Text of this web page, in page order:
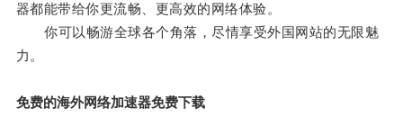
器都能带给你更流畅、更高效的网络体验。
你可以畅游全球各个角落，尽情享受外国网站的无限魅
力。
免费的海外网络加速器免费下载